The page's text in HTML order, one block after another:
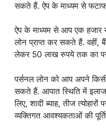
सकते हैं. ऐप के माध्यम से
ऐप के माध्यम से आप एक
लोन प्राप्त कर सकते हैं.
लेकर 50 लाख रुपये तक का
पर्सनल लोन को आप अपने
सकते हैं. आपात स्थिति में
लिए, शादी ब्याह, तीज
व्यक्तिगत आवश्यकताओं की